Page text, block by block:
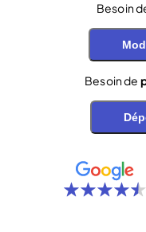
Besoin
Besoin de